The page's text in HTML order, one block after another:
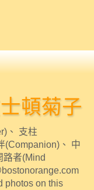
頓菊子
、 支柱
(Companion)、 中
路者(Mind
photos on this